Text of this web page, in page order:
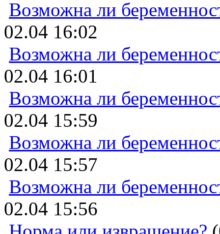
Возможна ли
02.04 16:02
Возможна ли
02.04 16:01
Возможна ли
02.04 15:59
Возможна ли
02.04 15:57
Возможна ли
02.04 15:56